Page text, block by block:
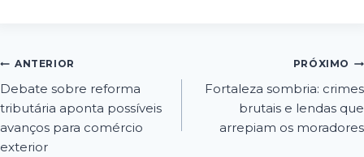
ANTERIOR
Debate sobre reforma
tributária aponta possíveis
avanços para comércio
exterior
PRÓXIMO
Fortaleza sombria: crimes
brutais e lendas que
arrepiam os moradores